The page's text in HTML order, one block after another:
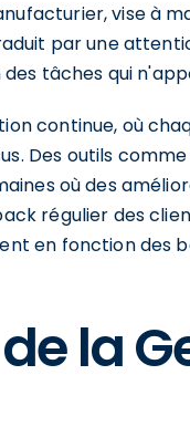
vise à
par une
tâches qui
continue, où
Des outils
où des
régulier des
en fonction des
la